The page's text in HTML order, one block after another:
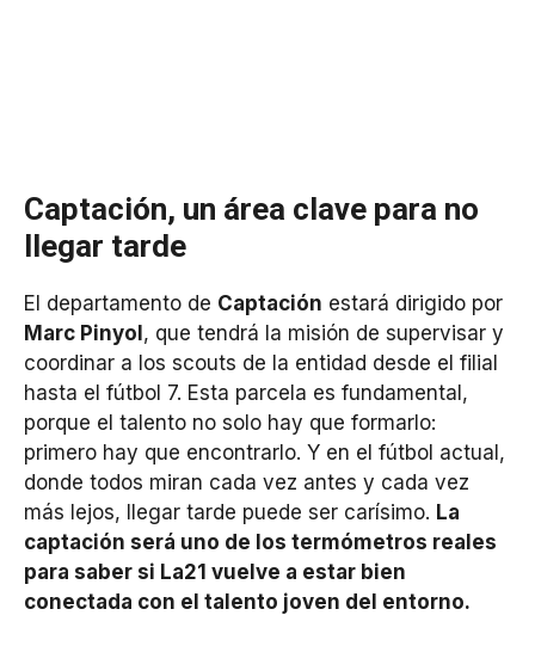
Captación, un área clave para no
llegar tarde
El departamento de Captación estará dirigido por
Marc Pinyol, que tendrá la misión de supervisar y
coordinar a los scouts de la entidad desde el filial
hasta el fútbol 7. Esta parcela es fundamental,
porque el talento no solo hay que formarlo:
primero hay que encontrarlo. Y en el fútbol actual,
donde todos miran cada vez antes y cada vez
más lejos, llegar tarde puede ser carísimo. La
captación será uno de los termómetros reales
para saber si La21 vuelve a estar bien
conectada con el talento joven del entorno.